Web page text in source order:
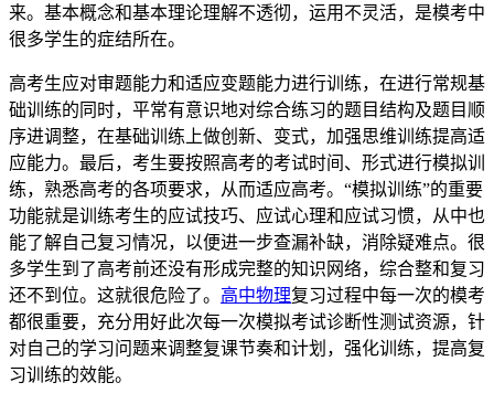
来。基本概念和基本理论理解不透彻，运用不灵活，是模考中
很多学生的症结所在。
高考生应对审题能力和适应变题能力进行训练，在进行常规基
础训练的同时，平常有意识地对综合练习的题目结构及题目顺
序进调整，在基础训练上做创新、变式，加强思维训练提高适
应能力。最后，考生要按照高考的考试时间、形式进行模拟训
练，熟悉高考的各项要求，从而适应高考。“模拟训练”的重要
功能就是训练考生的应试技巧、应试心理和应试习惯，从中也
能了解自己复习情况，以便进一步查漏补缺，消除疑难点。很
多学生到了高考前还没有形成完整的知识网络，综合整和复习
还不到位。这就很危险了。 高中物理复习过程中每一次的模考
都很重要，充分用好此次每一次模拟考试诊断性测试资源，针
对自己的学习问题来调整复课节奏和计划，强化训练，提高复
习训练的效能。